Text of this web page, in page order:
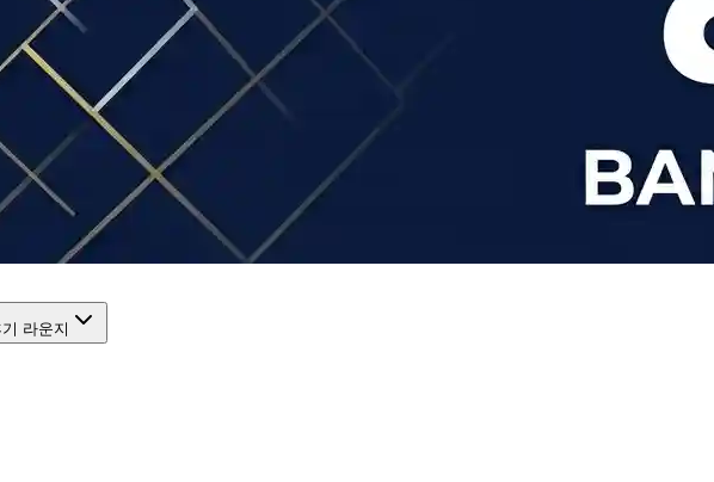
기 라운지